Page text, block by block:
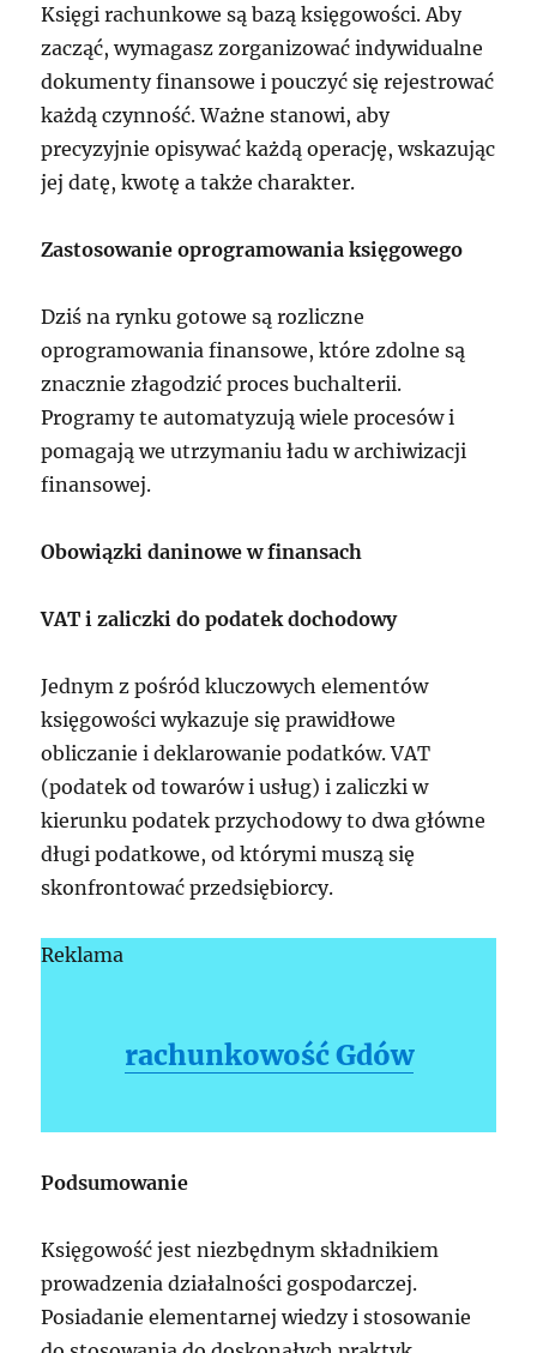
Księgi rachunkowe są bazą księgowości. Aby
zacząć, wymagasz zorganizować indywidualne
dokumenty finansowe i pouczyć się rejestrować
każdą czynność. Ważne stanowi, aby
precyzyjnie opisywać każdą operację, wskazując
jej datę, kwotę a także charakter.
Zastosowanie oprogramowania księgowego
Dziś na rynku gotowe są rozliczne
oprogramowania finansowe, które zdolne są
znacznie złagodzić proces buchalterii.
Programy te automatyzują wiele procesów i
pomagają we utrzymaniu ładu w archiwizacji
finansowej.
Obowiązki daninowe w finansach
VAT i zaliczki do podatek dochodowy
Jednym z pośród kluczowych elementów
księgowości wykazuje się prawidłowe
obliczanie i deklarowanie podatków. VAT
(podatek od towarów i usług) i zaliczki w
kierunku podatek przychodowy to dwa główne
długi podatkowe, od którymi muszą się
skonfrontować przedsiębiorcy.
Reklama
rachunkowość Gdów
Podsumowanie
Księgowość jest niezbędnym składnikiem
prowadzenia działalności gospodarczej.
Posiadanie elementarnej wiedzy i stosowanie